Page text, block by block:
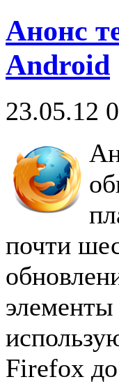
Анонс
Android
23.05.12
почти
элементы
Firefox